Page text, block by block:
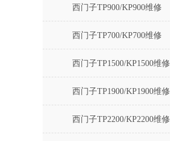
西门子TP900/KP900维修
西门子TP700/KP700维修
西门子TP1500/KP1500维修
西门子TP1900/KP1900维修
西门子TP2200/KP2200维修